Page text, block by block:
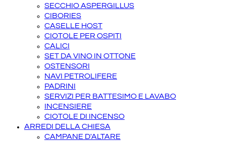
SECCHIO ASPERGILLUS
CIBORIES
CASELLE HOST
CIOTOLE PER OSPITI
CALICI
SET DA VINO IN OTTONE
OSTENSORI
NAVI PETROLIFERE
PADRINI
SERVIZI PER BATTESIMO E LAVABO
INCENSIERE
CIOTOLE DI INCENSO
ARREDI DELLA CHIESA
CAMPANE D'ALTARE